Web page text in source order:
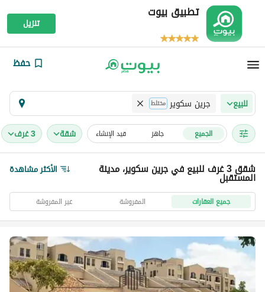
تطبيق بيوت
تنزيل
حفظ
للبيع جرين سكوير مختلط
الجميع جاهز قيد الإنشاء شقة 3 غرف
شقق 3 غرف للبيع في جرين سكوير، مدينةالمستقبل الأكثر مشاهدة
جميع العقارات المفروشة غير المفروشة